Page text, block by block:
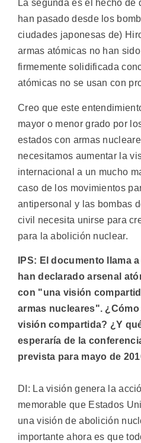
La segunda es el hecho de
han pasado desde los
ciudades japonesas de)
armas atómicas no han
firmemente solidificada
atómicas no se usan con
Creo que este
mayor o menor grado por
estados con armas
necesitamos aumentar la
internacional a un mucho
caso de los movimientos
antipersonal y las bombas
civil necesita unirse para
para la abolición nuclear.
IPS: El documento llama
han declarado arsenal
con "una visión
armas nucleares".
visión compartida? ¿Y
esperaría de la
prevista para mayo de
DI: La visión genera la
memorable que Estados
una visión de abolición
importante ahora es que